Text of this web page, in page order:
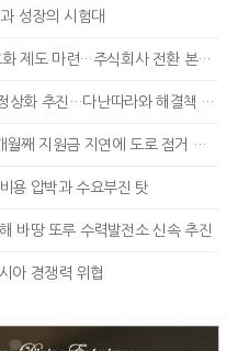
성장의 시험대
제도 마련…주식회사 전환 본격화
화 추진…다난따라와 해결책 모색
지원금 지연에 도로 점거 시위
용 압박과 수요부진 탓
바땅 또루 수력발전소 신속 추진
아 경쟁력 위협